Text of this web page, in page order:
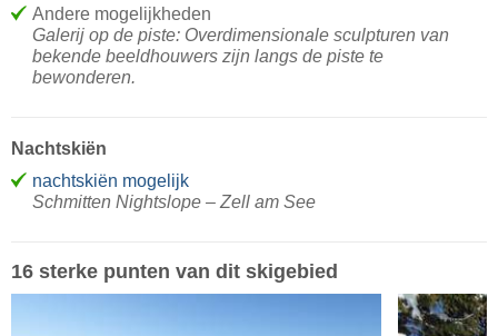
Andere mogelijkheden
Galerij op de piste: Overdimensionale sculpturen van
bekende beeldhouwers zijn langs de piste te
bewonderen.
Nachtskiën
nachtskiën mogelijk
Schmitten Nightslope – Zell am See
16 sterke punten van dit skigebied